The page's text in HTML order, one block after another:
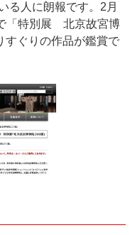
る人に朗報です。2月
「特別展 北京故宮博
すぐりの作品が鑑賞で